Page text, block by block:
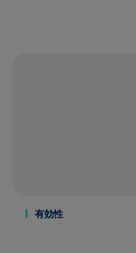
有効性